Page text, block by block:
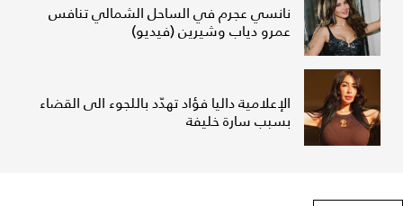
نانسي عجرم في الساحل الشمالي تنافس
عمرو دياب وشيرين (فيديو)
الإعلامية داليا فؤاد تهدّد باللجوء الى القضاء
بسبب سارة خليفة